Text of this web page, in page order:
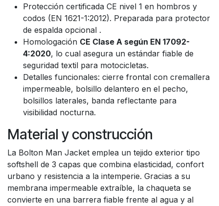
Protección certificada CE nivel 1 en hombros y
codos (EN 1621-1:2012). Preparada para protector
de espalda opcional .
Homologación CE Clase A según EN 17092-
4:2020, lo cual asegura un estándar fiable de
seguridad textil para motocicletas.
Detalles funcionales: cierre frontal con cremallera
impermeable, bolsillo delantero en el pecho,
bolsillos laterales, banda reflectante para
visibilidad nocturna.
Material y construcción
La Bolton Man Jacket emplea un tejido exterior tipo
softshell de 3 capas que combina elasticidad, confort
urbano y resistencia a la intemperie. Gracias a su
membrana impermeable extraíble, la chaqueta se
convierte en una barrera fiable frente al agua y al